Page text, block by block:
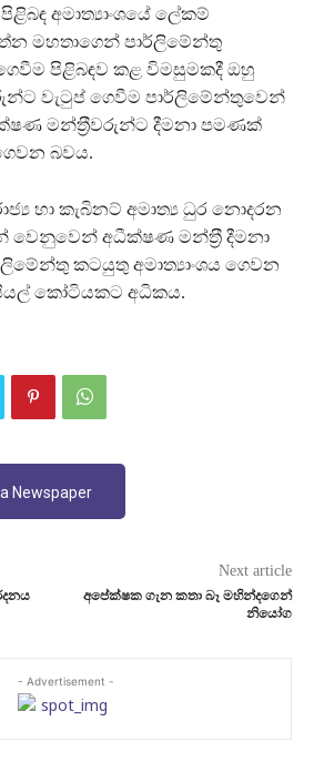
අමාත්‍යාංශයේ ලේකම්
මහතාගෙන් පාර්ලිමේන්තු
පිළිබඳව කළ විමසුමකදී ඔහු
වැටුප් ගෙවීම පාර්ලිමේන්තුවෙන්
මන්ත‍්‍රීවරුන්ට දීමනා පමණක්
බවය.
හා කැබිනට් අමාත්‍ය ධුර නොදරන
අධීක්ෂණ මන්ත‍්‍රී දීමනා
කටයුතු අමාත්‍යාංශය ගෙවන
කෝටියකට අධිකය.
Newspaper
Next article
අපේක්ෂක ගැන කතා බෑ මහින්දගෙන්
නියෝග
- Advertisement -